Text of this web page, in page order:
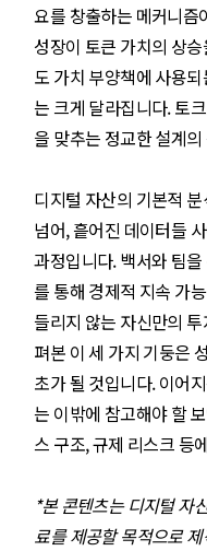
요를 창출하는 메커니즘
성장이 토큰 가치의 상
도 가치 부양책에 사용
는 크게 달라집니다. 토
을 맞추는 정교한 설계
디지털 자산의 기본적
넘어, 흩어진 데이터들
과정입니다. 백서와 팀
를 통해 경제적 지속 가
들리지 않는 자신만의
펴본 이 세 가지 기둥은
초가 될 것입니다. 이어
는 이밖에 참고해야 할
스 구조, 규제 리스크 등
*본 콘텐츠는 디지털 자
료를 제공할 목적으로